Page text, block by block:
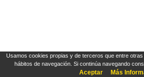
Usamos cookies propias y de terceros que entre
hábitos de navegación. Si continúa navegando
Aceptar Más